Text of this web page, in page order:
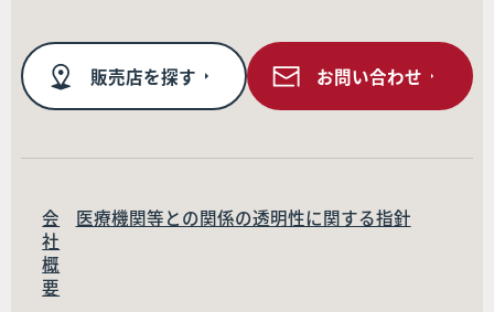
販売店を探す お問い合わせ
会
社
概
要
医療機関等との関係の透明性に関する指針